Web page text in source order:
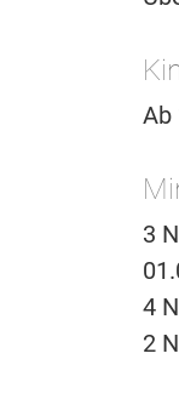
Ab
3
4
2